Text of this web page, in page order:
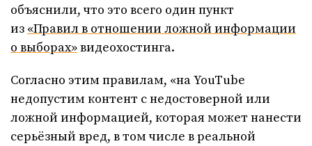
объяснили, что это всего один пункт
из «Правил в отношении ложной информации
о выборах»видеохостинга.
Согласно этим правилам, «на YouTube
недопустим контент с недостоверной или
ложной информацией, которая может нанести
серьёзный вред, в том числе в реальной